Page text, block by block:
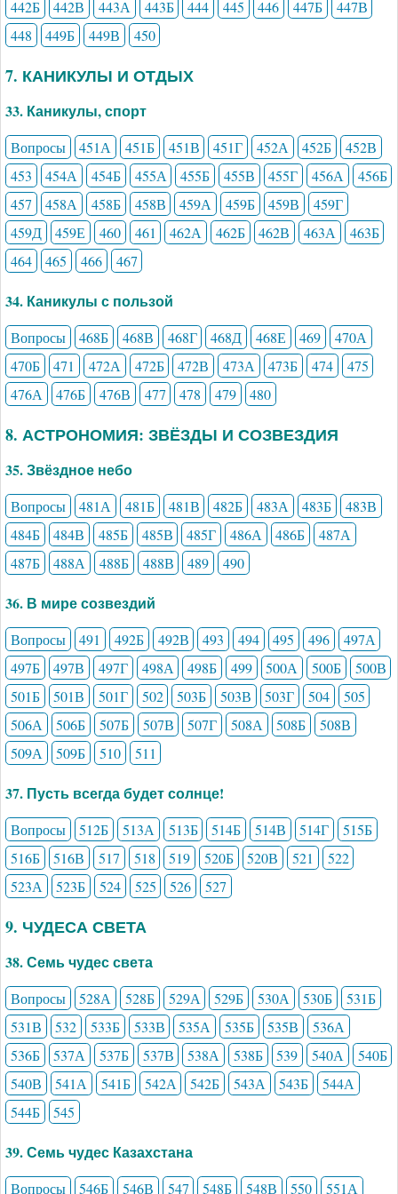
442Б 442В 443А 443Б 444 445 446 447Б
447В
448
449Б 449В 450
7. КАНИКУЛЫ И ОТДЫХ
33. Каникулы, спорт
Вопросы 451А 451Б 451В 451Г 452А 452Б
452В
453
454А 454Б 455А 455Б 455В 455Г 456А
456Б
457
458А 458Б 458В 459А 459Б 459В
459Г
459Д
459Е 460 461 462А 462Б 462В 463А
463Б
464
465 466 467
34. Каникулы с пользой
Вопросы 468Б 468В 468Г 468Д 468Е 469
470А
470Б
471 472А 472Б 472В 473А 473Б 474
475
476А
476Б 476В 477 478 479 480
8. АСТРОНОМИЯ: ЗВЁЗДЫ И СОЗВЕЗДИЯ
35. Звёздное небо
Вопросы 481А 481Б 481В 482Б 483А 483Б
483В
484Б
484В 485Б 485В 485Г 486А 486Б
487А
487Б
488А 488Б 488В 489 490
36. В мире созвездий
Вопросы 491 492Б 492В 493 494 495 496
497А
497Б
497В 497Г 498А 498Б 499 500А 500Б
500В
501Б
501В 501Г 502 503Б 503В 503Г 504
505
506А
506Б 507Б 507В 507Г 508А 508Б
508В
509А
509Б 510 511
37. Пусть всегда будет солнце!
Вопросы 512Б 513А 513Б 514Б 514В 514Г
515Б
516Б
516В 517 518 519 520Б 520В 521
522
523А
523Б 524 525 526 527
9. ЧУДЕСА СВЕТА
38. Семь чудес света
Вопросы 528А 528Б 529А 529Б 530А 530Б
531Б
531В
532 533Б 533В 535А 535Б 535В
536А
536Б
537А 537Б 537В 538А 538Б 539 540А
540Б
540В
541А 541Б 542А 542Б 543А 543Б
544А
544Б
545
39. Семь чудес Казахстана
Вопросы 546Б 546В 547 548Б 548В 550 551А